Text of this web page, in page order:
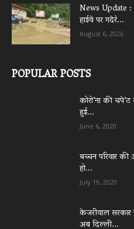
News Update :
हाईवे पर गदेरे...
August 6, 2026
POPULAR POSTS
कोरो’ना की
हुई...
June 6, 2020
बच्चन परिवार
हो...
July 19, 2020
केजरीवाल
अब दिल्ली...